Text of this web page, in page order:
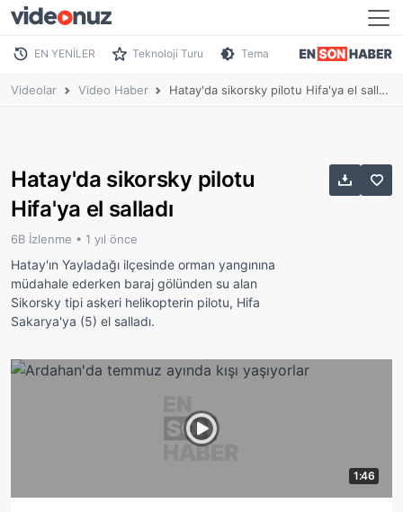
EN YENİLER Teknoloji Turu Tema
Videolar Video Haber Hatay'da sikorsky pilotu Hifa'ya el salladı
Hatay'da sikorsky pilotu
Hifa'ya el salladı
6B İzlenme • 1 yıl önce
Hatay'ın Yayladağı ilçesinde orman yangınına
müdahale ederken baraj gölünden su alan
Sikorsky tipi askeri helikopterin pilotu, Hifa
Sakarya'ya (5) el salladı.
1:46